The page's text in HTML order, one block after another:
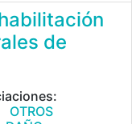
de
OTROS